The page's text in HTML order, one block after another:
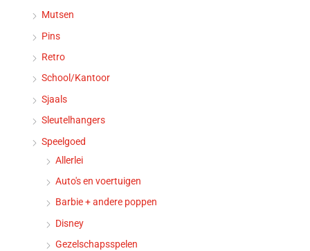
Mutsen
Pins
Retro
School/Kantoor
Sjaals
Sleutelhangers
Speelgoed
Allerlei
Auto's en voertuigen
Barbie + andere poppen
Disney
Gezelschapsspelen